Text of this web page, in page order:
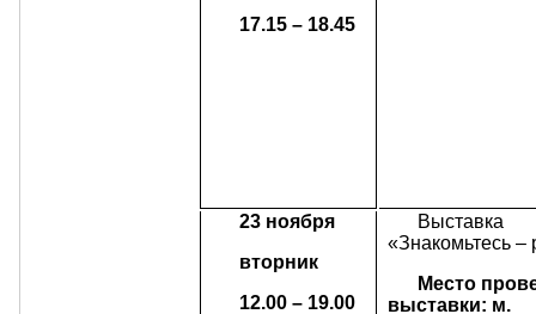
17.15 – 18.45
23 ноября
вторник
12.00 – 19.00
Выставка
«Знакомьтесь –
Место
выставки: м.